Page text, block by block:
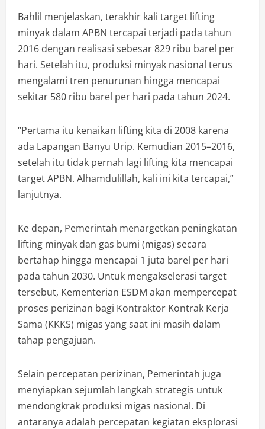
Bahlil menjelaskan, terakhir kali target lifting
minyak dalam APBN tercapai terjadi pada tahun
2016 dengan realisasi sebesar 829 ribu barel per
hari. Setelah itu, produksi minyak nasional terus
mengalami tren penurunan hingga mencapai
sekitar 580 ribu barel per hari pada tahun 2024.
“Pertama itu kenaikan lifting kita di 2008 karena
ada Lapangan Banyu Urip. Kemudian 2015–2016,
setelah itu tidak pernah lagi lifting kita mencapai
target APBN. Alhamdulillah, kali ini kita tercapai,”
lanjutnya.
Ke depan, Pemerintah menargetkan peningkatan
lifting minyak dan gas bumi (migas) secara
bertahap hingga mencapai 1 juta barel per hari
pada tahun 2030. Untuk mengakselerasi target
tersebut, Kementerian ESDM akan mempercepat
proses perizinan bagi Kontraktor Kontrak Kerja
Sama (KKKS) migas yang saat ini masih dalam
tahap pengajuan.
Selain percepatan perizinan, Pemerintah juga
menyiapkan sejumlah langkah strategis untuk
mendongkrak produksi migas nasional. Di
antaranya adalah percepatan kegiatan eksplorasi